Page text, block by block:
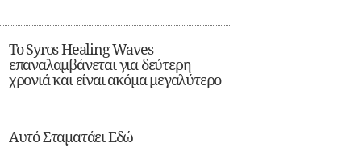
Το Syros Healing Waves
επαναλαμβάνεται για δεύτερη
χρονιά και είναι ακόμα μεγαλύτερο
Αυτό Σταματάει Εδώ